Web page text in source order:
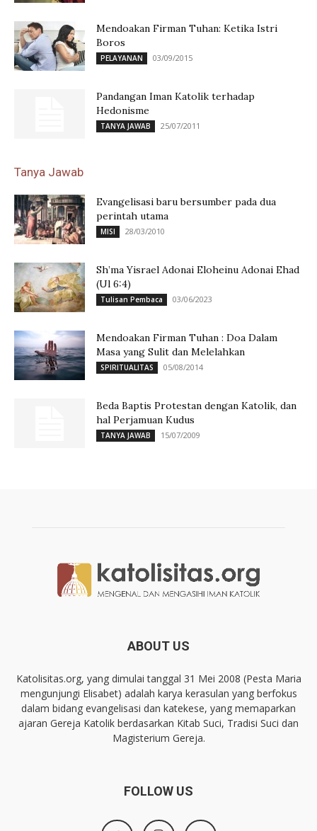
Mendoakan Firman Tuhan: Ketika Istri
Boros
PELAYANAN 03/09/2015
Pandangan Iman Katolik terhadap
Hedonisme
TANYA JAWAB 25/07/2011
Tanya Jawab
Evangelisasi baru bersumber pada dua
perintah utama
MISI 28/03/2010
Sh’ma Yisrael Adonai Eloheinu Adonai Ehad
(Ul 6:4)
Tulisan Pembaca 03/06/2023
Mendoakan Firman Tuhan : Doa Dalam
Masa yang Sulit dan Melelahkan
SPIRITUALITAS 05/08/2014
Beda Baptis Protestan dengan Katolik, dan
hal Perjamuan Kudus
TANYA JAWAB 15/07/2009
ABOUT US
Katolisitas.org, yang dimulai tanggal 31 Mei 2008 (Pesta Maria
mengunjungi Elisabet) adalah karya kerasulan yang berfokus
dalam bidang evangelisasi dan katekese, yang memaparkan
ajaran Gereja Katolik berdasarkan Kitab Suci, Tradisi Suci dan
Magisterium Gereja.
FOLLOW US